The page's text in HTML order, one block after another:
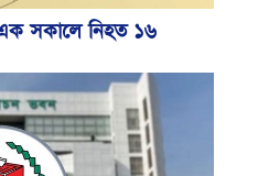
সকালে নিহত ১৬